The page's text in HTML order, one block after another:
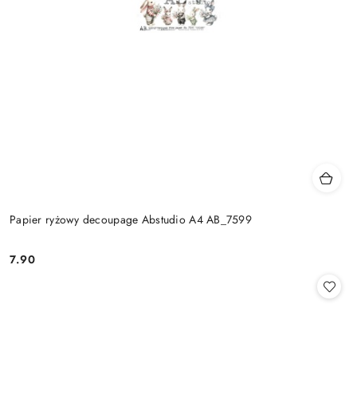
Papier ryżowy decoupage Abstudio A4 AB_7599
Cena:
7.90